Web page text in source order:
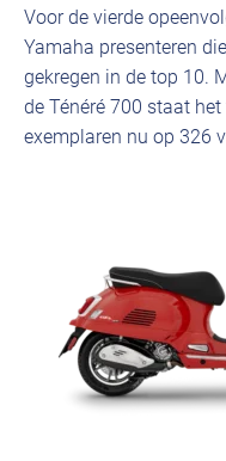
Voor de vierde
Yamaha presenteren
gekregen in de top 10.
de Ténéré 700 staat
exemplaren nu op 326